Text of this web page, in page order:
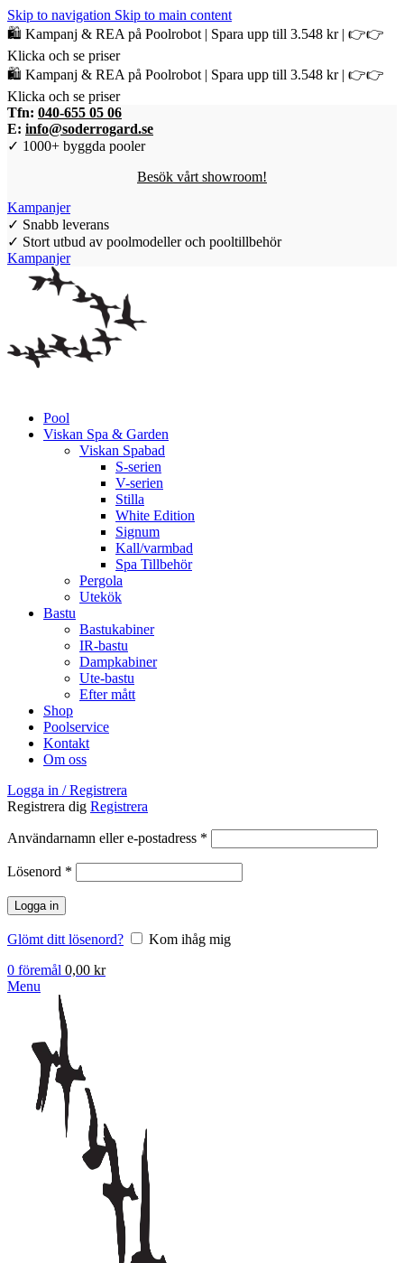
Skip to navigation Skip to main content
🛍️ Kampanj & REA på Poolrobot | Spara upp till 3.548 kr | 👉👉
Klicka och se priser
🛍️ Kampanj & REA på Poolrobot | Spara upp till 3.548 kr | 👉👉
Klicka och se priser
Tfn: 040-655 05 06
E: info@soderrogard.se
✓ 1000+ byggda pooler
Besök vårt showroom!
Kampanjer
✓ Snabb leverans
✓ Stort utbud av poolmodeller och pooltillbehör
Kampanjer
Pool
Viskan Spa & Garden
Viskan Spabad
S-serien
V-serien
Stilla
White Edition
Signum
Kall/varmbad
Spa Tillbehör
Pergola
Utekök
Bastu
Bastukabiner
IR-bastu
Dampkabiner
Ute-bastu
Efter mått
Shop
Poolservice
Kontakt
Om oss
Logga in / Registrera
Registrera dig Registrera
Användarnamn eller e-postadress *
Lösenord *
Logga in
Glömt ditt lösenord?
Kom ihåg mig
0 föremål 0,00 kr
Menu